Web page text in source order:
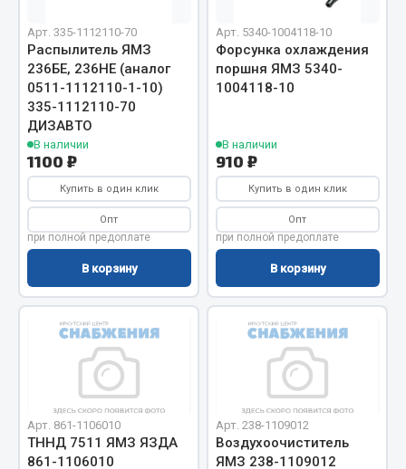
Весь раздел
Запчасти на полуприцепы
Амортизаторы для полуприцепов
Весь раздел
Запчасти КамАЗ
Двигатель
Система питания
Система выпуска газа
Система охлаждения
Сцепление
Коробка передач
Коробка передач ZF
Показать ещё
Арт. 335-1112110-70
Распылитель ЯМЗ
236БЕ, 236НЕ (аналог
0511-1112110-1-10)
335-1112110-70
ДИЗАВТО
В наличии
1100 ₽
Купить в один клик
Опт
при полной предоплате
В корзину
Арт. 5340-1004118-10
Форсунка охлаждения
поршня ЯМЗ 5340-
1004118-10
В наличии
910 ₽
Купить в один клик
Опт
при полной предоплате
В корзину
Арт. 861-1106010
ТННД 7511 ЯМЗ ЯЗДА
861-1106010
Арт. 238-1109012
Воздухоочиститель
ЯМЗ 238-1109012